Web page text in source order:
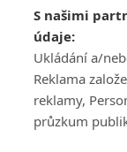
S našimi
údaje:
Ukládání a/
Reklama
reklamy,
průzkum